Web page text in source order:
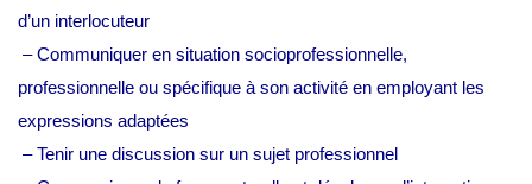
d’un interlocuteur
– Communiquer en situation socioprofessionnelle,
professionnelle ou spécifique à son activité en employant les
expressions adaptées
– Tenir une discussion sur un sujet professionnel